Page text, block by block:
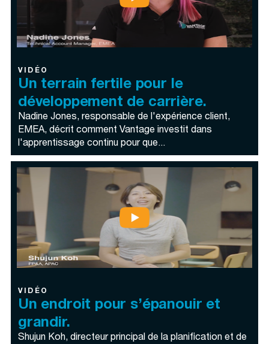
VIDÉO
Un terrain fertile pour le
développement de carrière.
Nadine Jones, responsable de l'expérience client,
EMEA, décrit comment Vantage investit dans
l'apprentissage continu pour que...
VIDÉO
Un endroit pour s’épanouir et
grandir.
Shujun Koh, directeur principal de la planification et de